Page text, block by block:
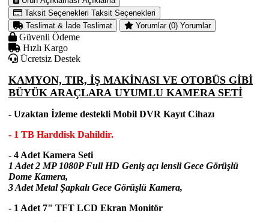
Taksit Seçenekleri Taksit Seçenekleri
Teslimat & İade Teslimat Yorumlar (0) Yorumlar
Güvenli Ödeme
Hızlı Kargo
Ücretsiz Destek
KAMYON, TIR, İŞ MAKİNASI VE OTOBÜS GİBİ
BÜYÜK ARAÇLARA UYUMLU KAMERA SETİ
- Uzaktan İzleme destekli Mobil DVR Kayıt Cihazı
- 1 TB Harddisk Dahildir.
- 4 Adet Kamera Seti
1 Adet 2 MP 1080P Full HD Geniş açı lensli Gece Görüşlü
Dome Kamera,
3 Adet Metal Şapkalı Gece Görüşlü Kamera,
- 1 Adet 7" TFT LCD Ekran Monitör